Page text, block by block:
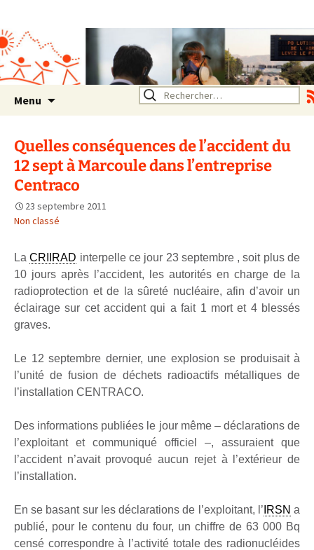
Rhône Alpes
Un environnement sain pour
la santé de tous
Menu Rechercher :
Quelles conséquences de l’accident du
12 sept à Marcoule dans l’entreprise
Centraco
23 septembre 2011
Non classé
LaCRIIRAD interpelle ce jour 23 septembre , soit plus de
10 jours après l’accident, les autorités en charge de la
radioprotection et de la sûreté nucléaire, afin d’avoir un
éclairage sur cet accident qui a fait 1 mort et 4 blessés
graves.
Le 12 septembre dernier, une explosion se produisait à
l’unité de fusion de déchets radioactifs métalliques de
l’installation CENTRACO.
Des informations publiées le jour même – déclarations de
l’exploitant et communiqué officiel –, assuraient que
l’accident n’avait provoqué aucun rejet à l’extérieur de
l’installation.
En se basant sur les déclarations de l’exploitant, l’ IRSN a
publié, pour le contenu du four, un chiffre de 63 000 Bq
censé correspondre à l’activité totale des radionucléides